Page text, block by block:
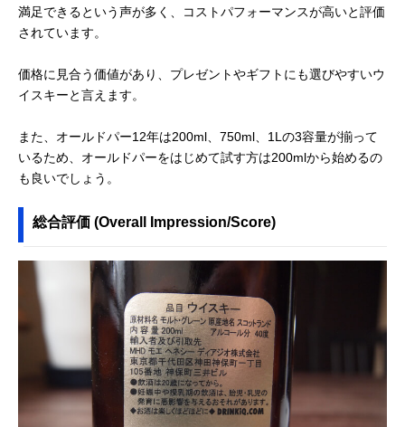
満足できるという声が多く、コストパフォーマンスが高いと評価
されています。
価格に見合う価値があり、プレゼントやギフトにも選びやすいウ
イスキーと言えます。
また、オールドパー12年は200ml、750ml、1Lの3容量が揃って
いるため、オールドパーをはじめて試す方は200mlから始めるの
も良いでしょう。
総合評価 (Overall Impression/Score)